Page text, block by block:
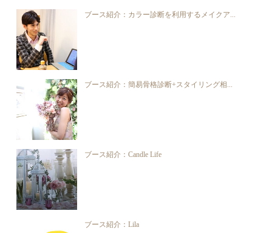
ブース紹介：カラー診断を利用するメイクア...
ブース紹介：簡易骨格診断+スタイリング相...
ブース紹介：Candle Life
ブース紹介：Lila